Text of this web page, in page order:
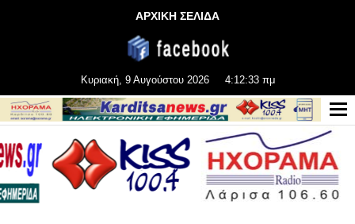
ΑΡΧΙΚΗ ΣΕΛΙΔΑ
Κυριακή, 9 Αυγούστου 2026 4:12:35 πμ